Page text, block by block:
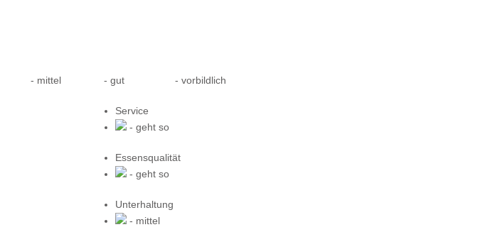
- mittel - gut - vorbildlich
Service
- geht so
Essensqualität
- geht so
Unterhaltung
- mittel